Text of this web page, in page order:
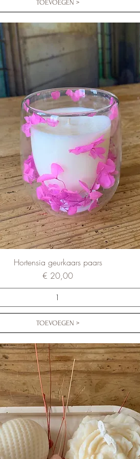
TOEVOEGEN >
Hortensia geurkaars paars
Prijs
€ 20,00
TOEVOEGEN >